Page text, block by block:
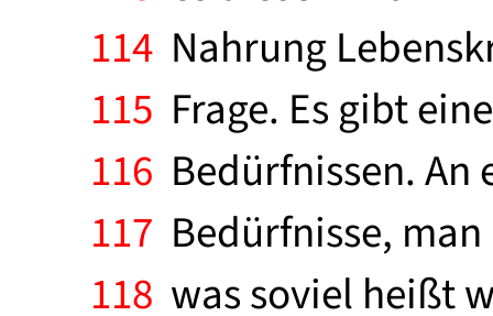
114 Nahrung
115 Frage. Es gibt
116 Bedürfnissen.
117 Bedürfnisse,
118 was soviel heißt